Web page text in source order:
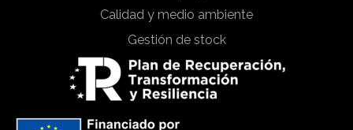
Calidad y medio ambiente
Gestión de stock